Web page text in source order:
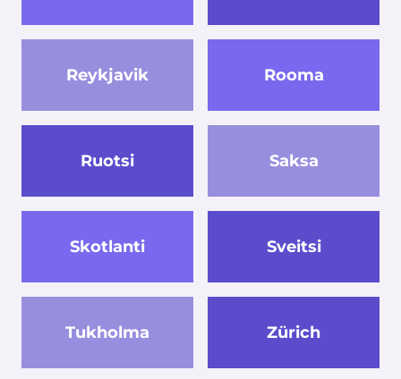
Reykjavik Rooma
Ruotsi Saksa
Skotlanti Sveitsi
Tukholma Zürich